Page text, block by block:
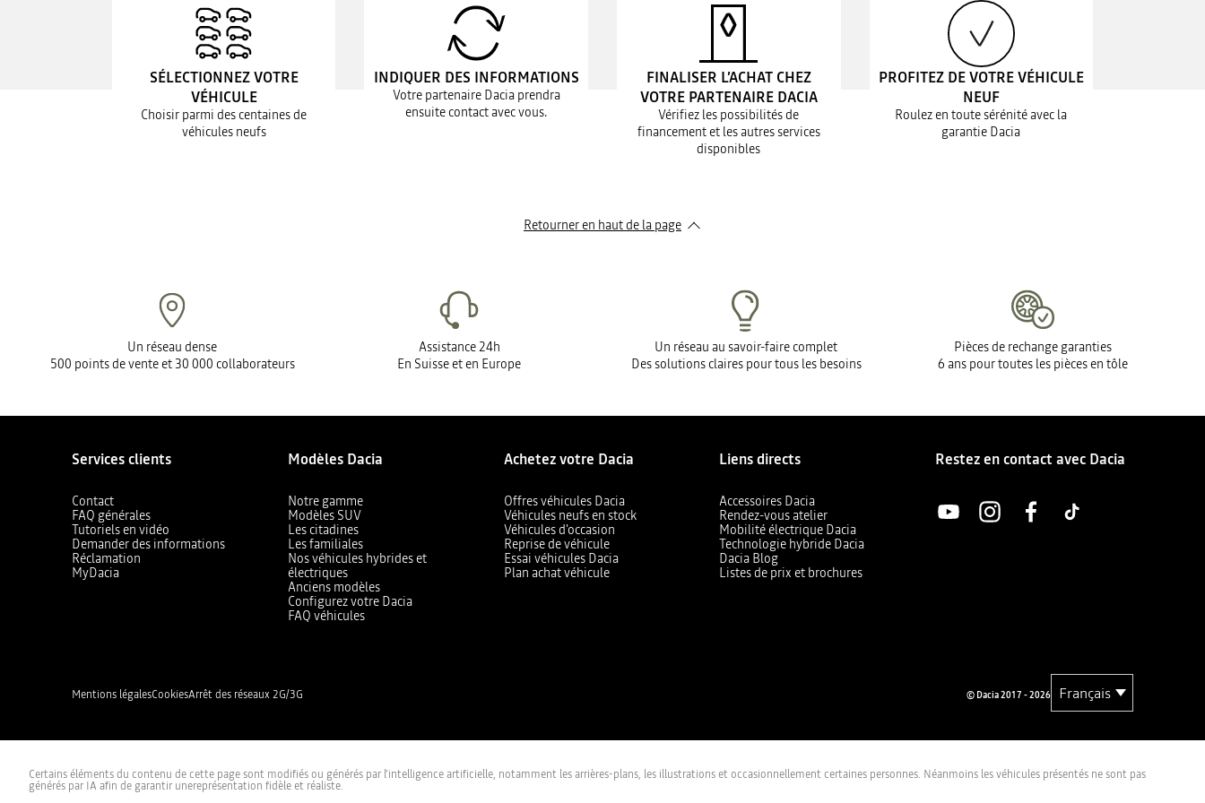
SÉLECTIONNEZ VOTRE
VÉHICULE
Choisir parmi des centaines de
véhicules neufs
INDIQUER DES INFORMATIONS
Votre partenaire Dacia prendra
ensuite contact avec vous.
FINALISER L’ACHAT CHEZ
VOTRE PARTENAIRE DACIA
Vérifiez les possibilités de
financement et les autres services
disponibles
PROFITEZ DE VOTRE VÉHICULE
NEUF
Roulez en toute sérénité avec la
garantie Dacia
Retourner en haut de la page
Un réseau dense
500 points de vente et 30 000 collaborateurs
Assistance 24h
En Suisse et en Europe
Un réseau au savoir-faire complet
Des solutions claires pour tous les besoins
Pièces de rechange garanties
6 ans pour toutes les pièces en tôle
Services clients
Contact
FAQ générales
Tutoriels en vidéo
Demander des informations
Réclamation
MyDacia
Modèles Dacia
Notre gamme
Modèles SUV
Les citadines
Les familiales
Nos véhicules hybrides et
électriques
Anciens modèles
Configurez votre Dacia
FAQ véhicules
Achetez votre Dacia
Offres véhicules Dacia
Véhicules neufs en stock
Véhicules d'occasion
Reprise de véhicule
Essai véhicules Dacia
Plan achat véhicule
Liens directs
Accessoires Dacia
Rendez-vous atelier
Mobilité électrique Dacia
Technologie hybride Dacia
Dacia Blog
Listes de prix et brochures
Restez en contact avec Dacia
Mentions légalesCookiesArrêt des réseaux 2G/3G © Dacia 2017 - 2026
Certains éléments du contenu de cette page sont modifiés ou générés par l'intelligence artificielle, notamment les arrières-plans, les illustrations et occasionnellement certaines personnes. Néanmoins les véhicules présentés ne sont pas
générés par IA afin de garantir unereprésentation fidèle et réaliste.